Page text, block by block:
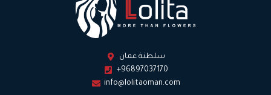
سلطنة عمان
+96897037170
info@lolitaoman.com